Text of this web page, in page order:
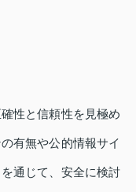
性と信頼性を見極め
有無や公的情報サイ
通じて、安全に検討